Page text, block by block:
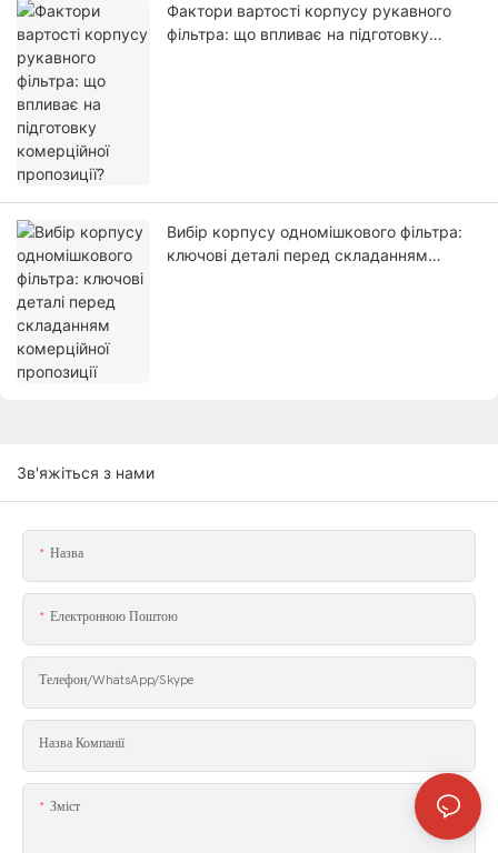
Фактори вартості корпусу рукавного
фільтра: що впливає на підготовку
Вибір корпусу одномішкового фільтра:
ключові деталі перед складанням
Зв'яжіться з нами
Назва
Електронною Поштою
Телефон/WhatsApp/Skype
Назва Компанії
Зміст